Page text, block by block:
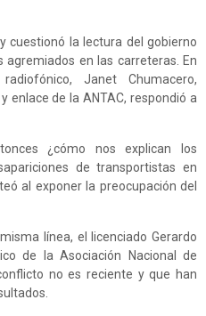
cuestionó la lectura del gobierno
en las carreteras. En
Janet Chumacero,
enlace de la ANTAC, respondió a
¿cómo nos explican los
de transportistas en
al exponer la preocupación del
línea, el licenciado Gerardo
de la Asociación Nacional de
no es reciente y que han